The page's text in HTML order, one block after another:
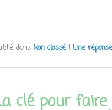
dans Non classé |Une réponse
clé pour